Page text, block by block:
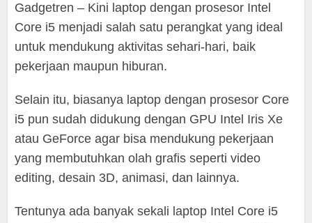
Gadgetren – Kini laptop dengan prosesor Intel
Core i5 menjadi salah satu perangkat yang ideal
untuk mendukung aktivitas sehari-hari, baik
pekerjaan maupun hiburan.
Selain itu, biasanya laptop dengan prosesor Core
i5 pun sudah didukung dengan GPU Intel Iris Xe
atau GeForce agar bisa mendukung pekerjaan
yang membutuhkan olah grafis seperti video
editing, desain 3D, animasi, dan lainnya.
Tentunya ada banyak sekali laptop Intel Core i5